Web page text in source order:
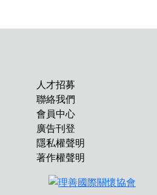
人才招募
聯絡我們
會員中心
廣告刊登
隱私權聲明
著作權聲明